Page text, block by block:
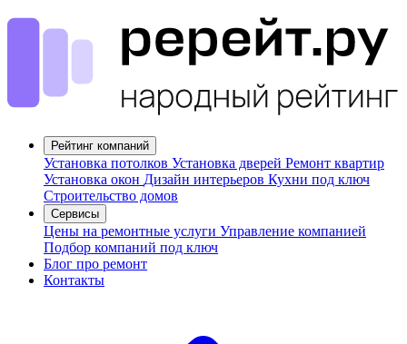
Рейтинг компаний
Установка потолков Установка дверей Ремонт квартир
Установка окон Дизайн интерьеров Кухни под ключ
Строительство домов
Сервисы
Цены на ремонтные услуги Управление компанией
Подбор компаний под ключ
Блог про ремонт
Контакты